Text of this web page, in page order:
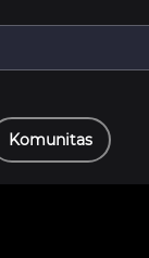
Komunitas